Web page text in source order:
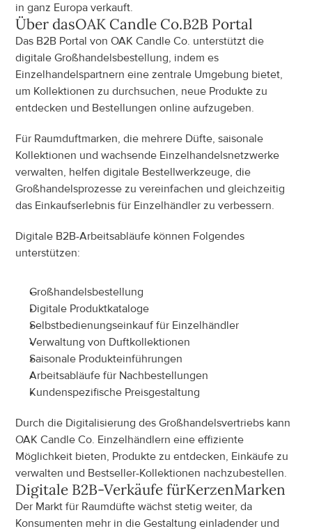
in ganz Europa verkauft.
Über dasOAK Candle Co.B2B Portal
Das B2B Portal von OAK Candle Co. unterstützt die
digitale Großhandelsbestellung, indem es
Einzelhandelspartnern eine zentrale Umgebung bietet,
um Kollektionen zu durchsuchen, neue Produkte zu
entdecken und Bestellungen online aufzugeben.
Für Raumduftmarken, die mehrere Düfte, saisonale
Kollektionen und wachsende Einzelhandelsnetzwerke
verwalten, helfen digitale Bestellwerkzeuge, die
Großhandelsprozesse zu vereinfachen und gleichzeitig
das Einkaufserlebnis für Einzelhändler zu verbessern.
Digitale B2B-Arbeitsabläufe können Folgendes
unterstützen:
Großhandelsbestellung
Digitale Produktkataloge
Selbstbedienungseinkauf für Einzelhändler
Verwaltung von Duftkollektionen
Saisonale Produkteinführungen
Arbeitsabläufe für Nachbestellungen
Kundenspezifische Preisgestaltung
Durch die Digitalisierung des Großhandelsvertriebs kann
OAK Candle Co. Einzelhändlern eine effiziente
Möglichkeit bieten, Produkte zu entdecken, Einkäufe zu
verwalten und Bestseller-Kollektionen nachzubestellen.
Digitale B2B-Verkäufe fürKerzenMarken
Der Markt für Raumdüfte wächst stetig weiter, da
Konsumenten mehr in die Gestaltung einladender und